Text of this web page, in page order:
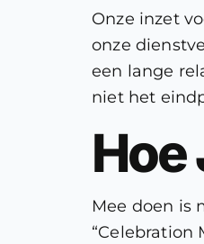
Onze inzet
onze
een lange
niet het
Hoe
Mee doen is
“Celebration